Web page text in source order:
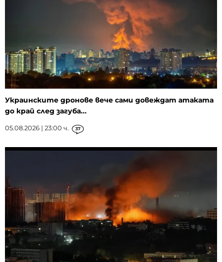
Украинските дронове вече сами довеждат атаката
до край след загуба...
05.08.2026 | 23:00 ч. 37